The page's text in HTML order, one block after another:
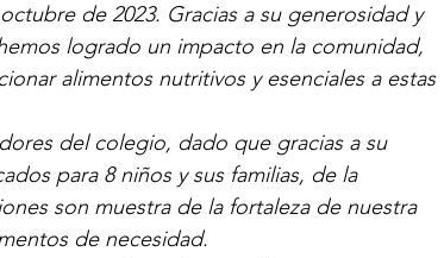
de 2023. Gracias a su generosidad y
logrado un impacto en la comunidad,
alimentos nutritivos y esenciales a estas
del colegio, dado que gracias a su
para 8 niños y sus familias, de la
son muestra de la fortaleza de nuestra
de necesidad.